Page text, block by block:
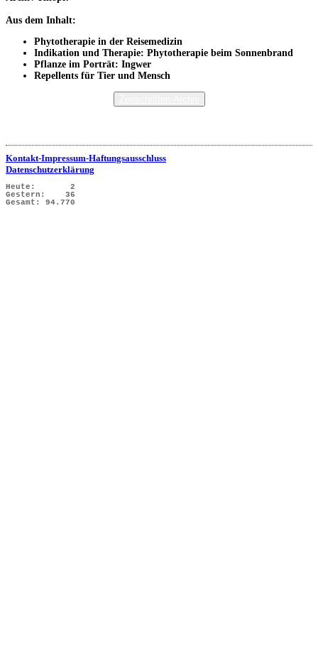
Aus dem Inhalt:
Phytotherapie in der Reisemedizin
Indikation und Therapie: Phytotherapie beim Sonnenbrand
Pflanze im Porträt: Ingwer
Repellents für Tier und Mensch
Kontakt-Impressum-Haftungsausschluss
Datenschutzerklärung
Heute:
2
Gestern:
36
Gesamt:
94.770